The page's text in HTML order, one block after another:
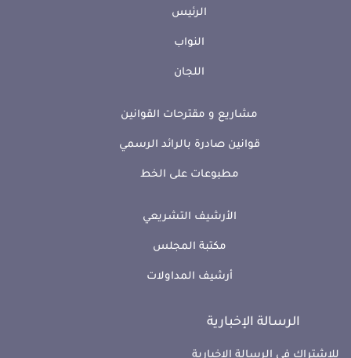
الرئيس
النواب
اللجان
مشاريع و مقترحات القوانين
قوانين صادرة بالرائد الرسمي
مطبوعات على الخط
الأرشيف التشريعي
مكتبة المجلس
أرشيف المداولات
الرسالة الإخبارية
للإشتراك في الرسالة الإخبارية